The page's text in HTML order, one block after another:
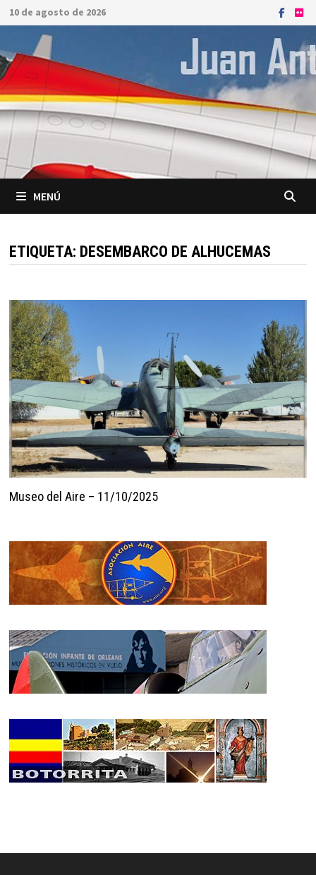
Saltar
al
contenido
10 de agosto de 2026
MENÚ
ETIQUETA: DESEMBARCO DE ALHUCEMAS
Museo del Aire – 11/10/2025